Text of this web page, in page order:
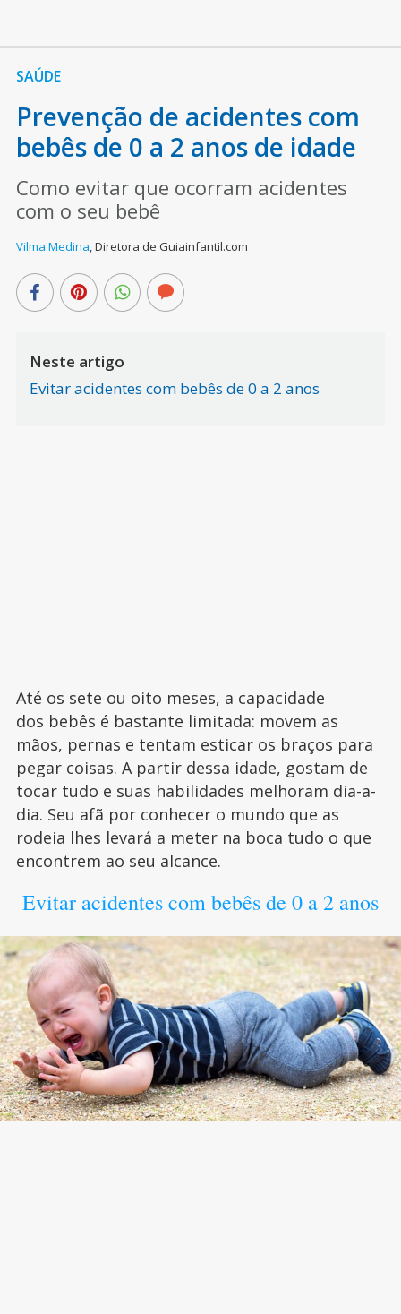
SAÚDE
Prevenção de acidentes com
bebês de 0 a 2 anos de idade
Como evitar que ocorram acidentes
com o seu bebê
Vilma Medina,Diretora de Guiainfantil.com
Neste artigo
Evitar acidentes com bebês de 0 a 2 anos
Até os sete ou oito meses, a capacidade
dos bebês é bastante limitada: movem as
mãos, pernas e tentam esticar os braços para
pegar coisas. A partir dessa idade, gostam de
tocar tudo e suas habilidades melhoram dia-a-
dia. Seu afã por conhecer o mundo que as
rodeia lhes levará a meter na boca tudo o que
encontrem ao seu alcance.
Evitar acidentes com bebês de 0 a 2 anos